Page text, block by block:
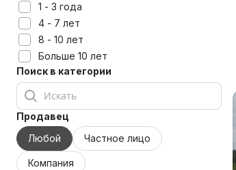
1 - 3 года
4 - 7 лет
8 - 10 лет
Больше 10 лет
Поиск в категории
Продавец
Любой
Частное лицо
Компания